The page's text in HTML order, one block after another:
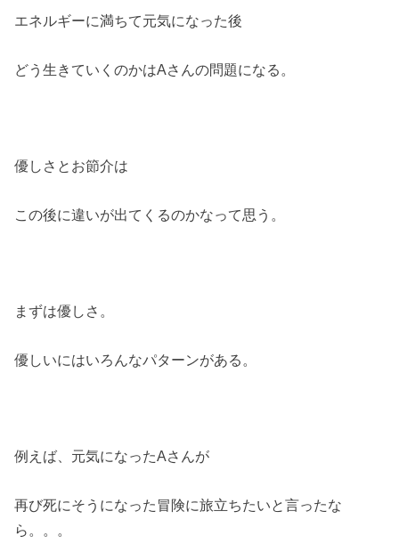
エネルギーに満ちて元気になった後
どう生きていくのかはAさんの問題になる。
優しさとお節介は
この後に違いが出てくるのかなって思う。
まずは優しさ。
優しいにはいろんなパターンがある。
例えば、元気になったAさんが
再び死にそうになった冒険に旅立ちたいと言ったな
ら。。。